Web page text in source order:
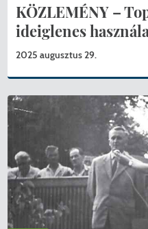
KÖZLEMÉNY –
ideiglenes
2025 augusztus 29.